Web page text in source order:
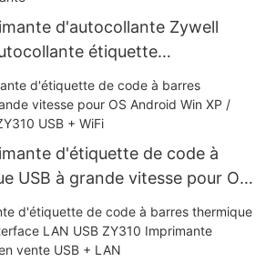
d'autocollante Zywell
étiquette
Word Barcode PIC Thermal
d'étiquette de code à
USB à grande vitesse pour OS
7/8/10 Imprimante ZY310 USB +